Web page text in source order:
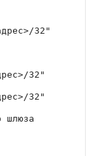
32"
32"
32"
шлюза